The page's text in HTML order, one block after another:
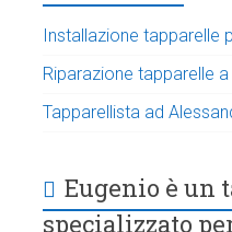
Installazione tapparelle
Riparazione tapparelle
Tapparellista ad
Eugenio è un
specializzato